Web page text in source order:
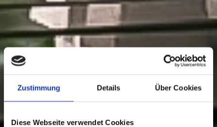
Zustimmung Details Über Cookies
Diese Webseite verwendet Cookies